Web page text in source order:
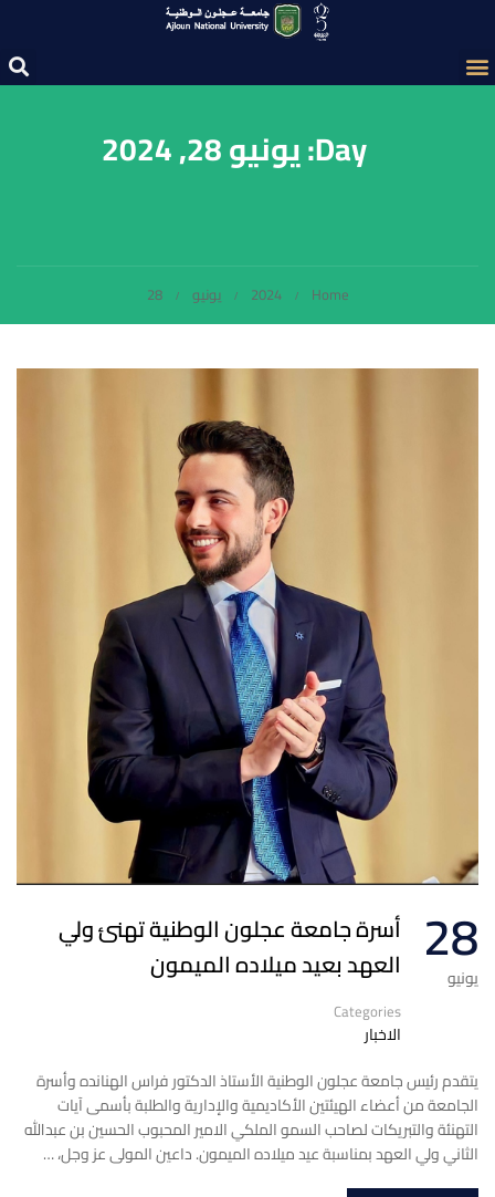
Day: يونيو 28, 2024
Home
2024 يونيو 28
28
يونيو
أسرة جامعة عجلون الوطنية تهنئ ولي
العهد بعيد ميلاده الميمون
Categories
الاخبار
يتقدم رئيس جامعة عجلون الوطنية الأستاذ الدكتور فراس الهنانده وأسرة
الجامعة من أعضاء الهيئتين الأكاديمية والإدارية والطلبة بأسمى آيات
التهنئة والتبريكات لصاحب السمو الملكي الامير المحبوب الحسين بن عبدالله
الثاني ولي العهد بمناسبة عيد ميلاده الميمون. داعين المولى عز وجل، …